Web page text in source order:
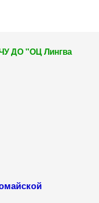
ДО "ОЦ Лингва